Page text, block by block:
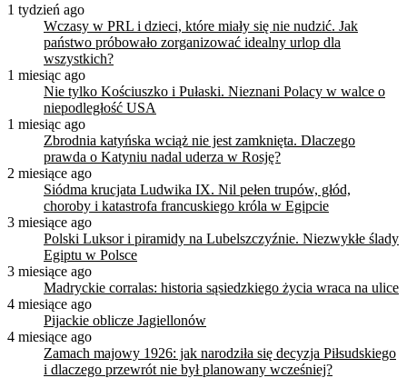
1 tydzień ago
Wczasy w PRL i dzieci, które miały się nie nudzić. Jak
państwo próbowało zorganizować idealny urlop dla
wszystkich?
1 miesiąc ago
Nie tylko Kościuszko i Pułaski. Nieznani Polacy w walce o
niepodległość USA
1 miesiąc ago
Zbrodnia katyńska wciąż nie jest zamknięta. Dlaczego
prawda o Katyniu nadal uderza w Rosję?
2 miesiące ago
Siódma krucjata Ludwika IX. Nil pełen trupów, głód,
choroby i katastrofa francuskiego króla w Egipcie
3 miesiące ago
Polski Luksor i piramidy na Lubelszczyźnie. Niezwykłe ślady
Egiptu w Polsce
3 miesiące ago
Madryckie corralas: historia sąsiedzkiego życia wraca na ulice
4 miesiące ago
Pijackie oblicze Jagiellonów
4 miesiące ago
Zamach majowy 1926: jak narodziła się decyzja Piłsudskiego
i dlaczego przewrót nie był planowany wcześniej?